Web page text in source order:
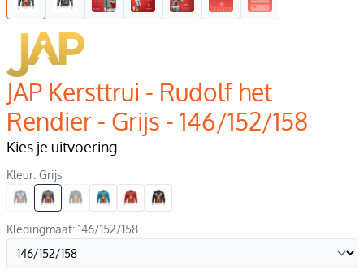
JAP Kersttrui - Rudolf het
Rendier - Grijs - 146/152/158
Kies je uitvoering
Kleur: Grijs
Kledingmaat: 146/152/158